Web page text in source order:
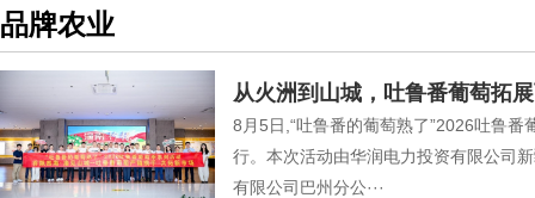
品牌农业
从火洲到山城，吐鲁番葡萄拓
8月5日,“吐鲁番的葡萄熟了”2026吐鲁
行。本次活动由华润电力投资有限公司
有限公司巴州分公···